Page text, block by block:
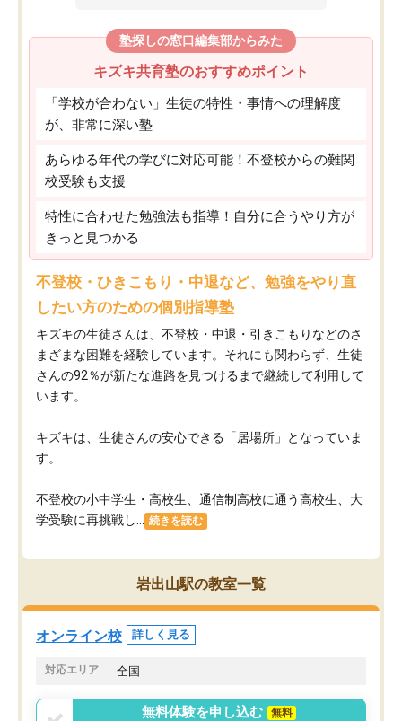
塾探しの窓口編集部からみた
キズキ共育塾のおすすめポイント
「学校が合わない」生徒の特性・事情への理解度
が、非常に深い塾
あらゆる年代の学びに対応可能！不登校からの難関
校受験も支援
特性に合わせた勉強法も指導！自分に合うやり方が
きっと見つかる
不登校・ひきこもり・中退など、勉強をやり直
したい方のための個別指導塾
キズキの生徒さんは、不登校・中退・引きこもりなどのさ
まざまな困難を経験しています。それにも関わらず、生徒
さんの92％が新たな進路を見つけるまで継続して利用して
います。
キズキは、生徒さんの安心できる「居場所」となっていま
す。
不登校の小中学生・高校生、通信制高校に通う高校生、大
学受験に再挑戦し... 続きを読む
岩出山駅の教室一覧
オンライン校 詳しく見る
対応エリア 全国
無料体験を申し込む
無料